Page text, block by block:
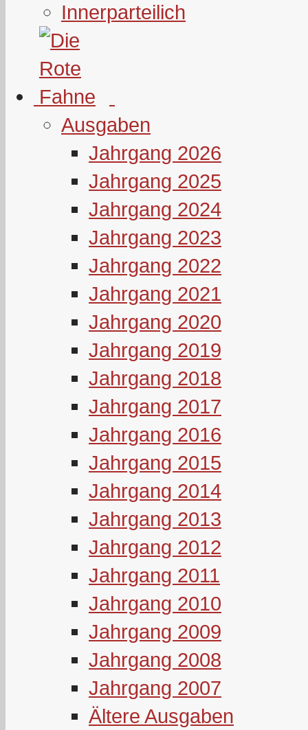
Innerparteilich
Ausgaben
Jahrgang 2026
Jahrgang 2025
Jahrgang 2024
Jahrgang 2023
Jahrgang 2022
Jahrgang 2021
Jahrgang 2020
Jahrgang 2019
Jahrgang 2018
Jahrgang 2017
Jahrgang 2016
Jahrgang 2015
Jahrgang 2014
Jahrgang 2013
Jahrgang 2012
Jahrgang 2011
Jahrgang 2010
Jahrgang 2009
Jahrgang 2008
Jahrgang 2007
Ältere Ausgaben